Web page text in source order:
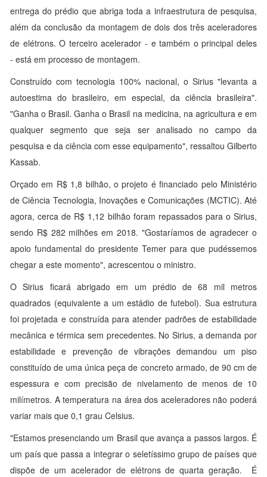
entrega do prédio que abriga toda a infraestrutura de pesquisa,
além da conclusão da montagem de dois dos três aceleradores
de elétrons. O terceiro acelerador - e também o principal deles
- está em processo de montagem.
Construído com tecnologia 100% nacional, o Sirius "levanta a
autoestima do brasileiro, em especial, da ciência brasileira".
"Ganha o Brasil. Ganha o Brasil na medicina, na agricultura e em
qualquer segmento que seja ser analisado no campo da
pesquisa e da ciência com esse equipamento", ressaltou Gilberto
Kassab.
Orçado em R$ 1,8 bilhão, o projeto é financiado pelo Ministério
de Ciência Tecnologia, Inovações e Comunicações (MCTIC). Até
agora, cerca de R$ 1,12 bilhão foram repassados para o Sirius,
sendo R$ 282 milhões em 2018. "Gostaríamos de agradecer o
apoio fundamental do presidente Temer para que pudéssemos
chegar a este momento", acrescentou o ministro.
O Sirius ficará abrigado em um prédio de 68 mil metros
quadrados (equivalente a um estádio de futebol). Sua estrutura
foi projetada e construída para atender padrões de estabilidade
mecânica e térmica sem precedentes. No Sirius, a demanda por
estabilidade e prevenção de vibrações demandou um piso
constituído de uma única peça de concreto armado, de 90 cm de
espessura e com precisão de nivelamento de menos de 10
milímetros. A temperatura na área dos aceleradores não poderá
variar mais que 0,1 grau Celsius.
"Estamos presenciando um Brasil que avança a passos largos. É
um país que passa a integrar o seletíssimo grupo de países que
dispõe de um acelerador de elétrons de quarta geração. É